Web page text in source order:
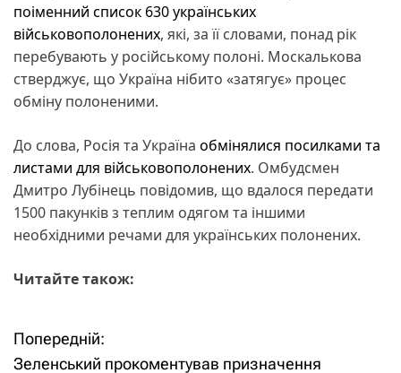
поіменний список 630 українських
військовополонених, які, за її словами, понад рік
перебувають у російському полоні. Москалькова
стверджує, що Україна нібито «затягує» процес
обміну полоненими.
До слова, Росія та Україна обмінялися посилками та
листами для військовополонених. Омбудсмен
Дмитро Лубінець повідомив, що вдалося передати
1500 пакунків з теплим одягом та іншими
необхідними речами для українських полонених.
Читайте також:
Н
Попередній:
Зеленський прокоментував призначення